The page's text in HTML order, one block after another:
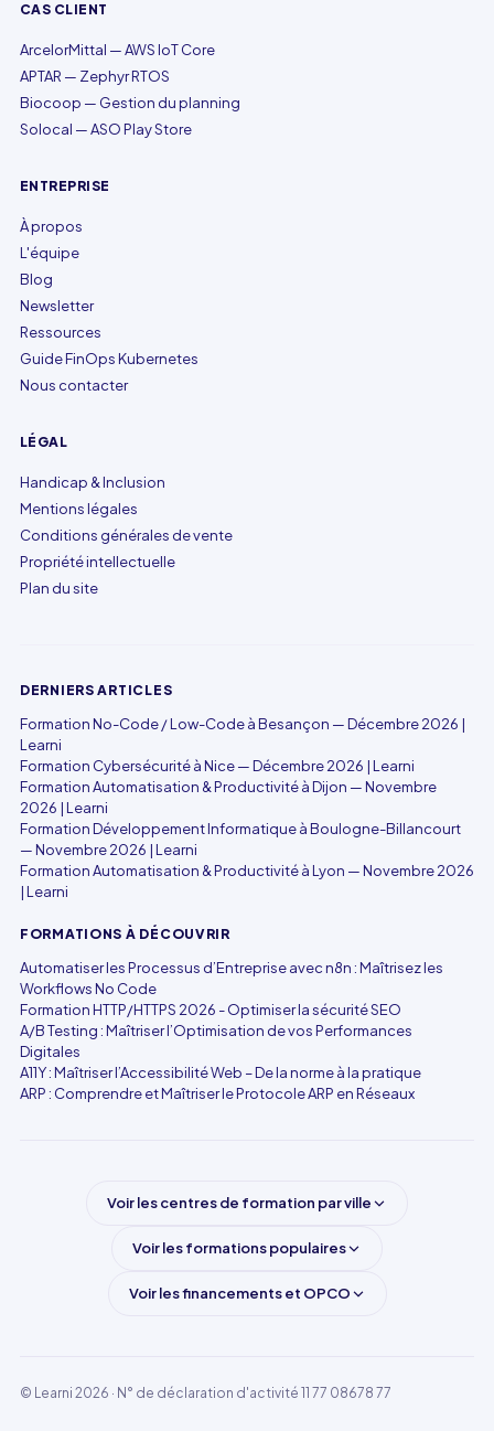
CAS CLIENT
ArcelorMittal — AWS IoT Core
APTAR — Zephyr RTOS
Biocoop — Gestion du planning
Solocal — ASO Play Store
ENTREPRISE
À propos
L'équipe
Blog
Newsletter
Ressources
Guide FinOps Kubernetes
Nous contacter
LÉGAL
Handicap & Inclusion
Mentions légales
Conditions générales de vente
Propriété intellectuelle
Plan du site
DERNIERS ARTICLES
Formation No-Code / Low-Code à Besançon — Décembre 2026 |
Learni
Formation Cybersécurité à Nice — Décembre 2026 | Learni
Formation Automatisation & Productivité à Dijon — Novembre
2026 | Learni
Formation Développement Informatique à Boulogne-Billancourt
— Novembre 2026 | Learni
Formation Automatisation & Productivité à Lyon — Novembre 2026
| Learni
FORMATIONS À DÉCOUVRIR
Automatiser les Processus d’Entreprise avec n8n : Maîtrisez les
Workflows No Code
Formation HTTP/HTTPS 2026 - Optimiser la sécurité SEO
A/B Testing : Maîtriser l’Optimisation de vos Performances
Digitales
A11Y : Maîtriser l’Accessibilité Web – De la norme à la pratique
ARP : Comprendre et Maîtriser le Protocole ARP en Réseaux
Voir les centres de formation par ville
Voir les formations populaires
Voir les financements et OPCO
© Learni 2026 · N° de déclaration d'activité 11 77 08678 77